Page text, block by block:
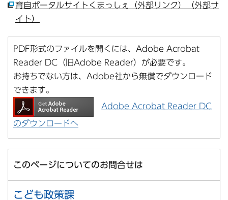
育自ポータルサイトくまっしぇ（外部リンク）（外部サ
イト）
PDF形式のファイルを開くには、Adobe Acrobat
Reader DC（旧Adobe Reader）が必要です。
お持ちでない方は、Adobe社から無償でダウンロード
できます。
Adobe Acrobat Reader DC
のダウンロードへ
このページについてのお問合せは
こども政策課